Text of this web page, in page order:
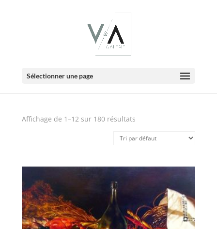
Sélectionner une page
E-Boutique
Affichage de 1–12 sur 180 résultats